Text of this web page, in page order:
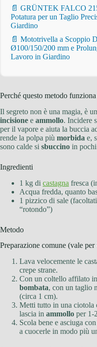
📄 GRÜNTEK FALCO
Potatura per un Taglio
Giardino
📄 Mototrivella a Scoppio
Ø100/150/200 mm e
Lavoro in Giardino
Perché questo metodo
Il segreto non è una magia, è
incisione e ammollo. Incidere
per il vapore e aiuta la buccia
rende la polpa più morbida e,
sono calde si sbuccino in
Ingredienti
1 kg di castagna fresca
Acqua fredda, quanto
1 pizzico di sale
“rotondo”)
Metodo
Preparazione comune (vale
Lava velocemente le
crepe strane.
Con un coltello affilato
bombata, con un taglio
(circa 1 cm).
Metti tutto in una ciotola
lascia in ammollo per 1-
Scola bene e asciuga
a cuocerle in modo più